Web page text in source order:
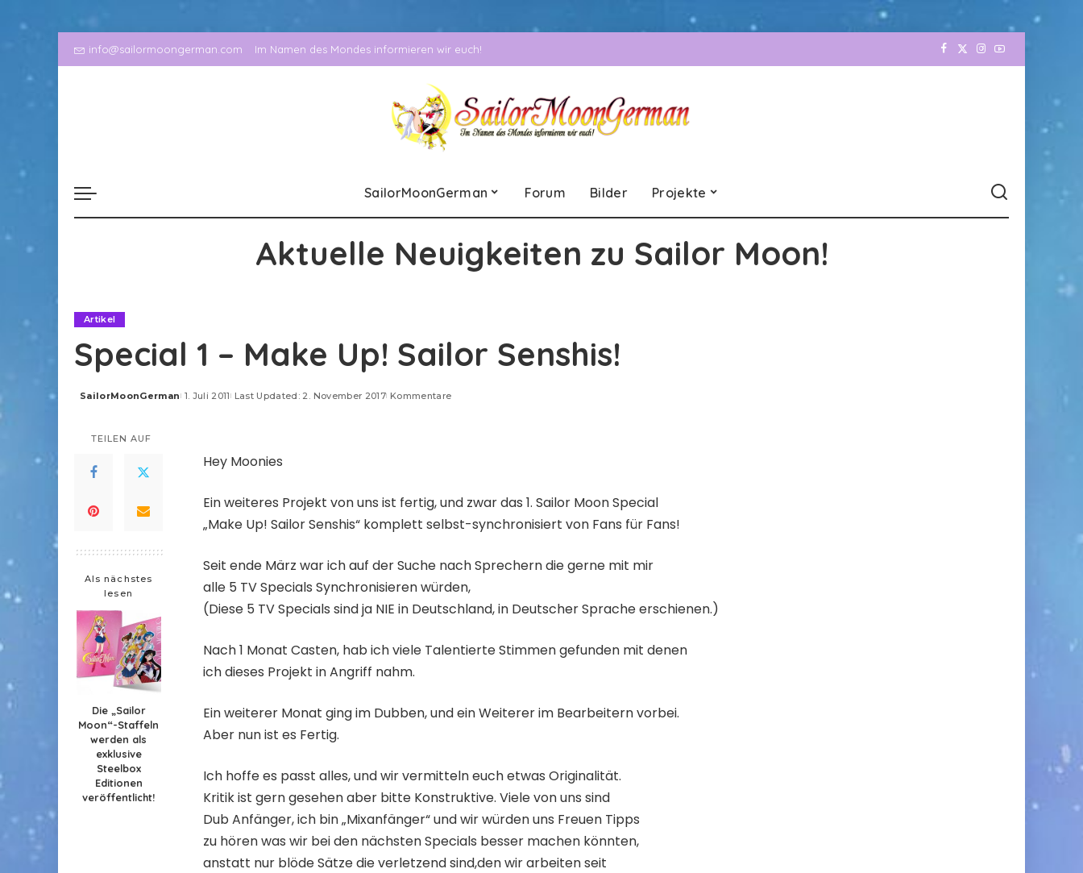
info@sailormoongerman.com Im Namen des Mondes informieren wir euch!
SailorMoonGerman Forum Bilder Projekte
Aktuelle Neuigkeiten zu Sailor Moon!
Artikel
Special 1 – Make Up! Sailor Senshis!
Posted
SailorMoonGerman 1. Juli 2011 Last Updated: 2. November 2017 Kommentare
TEILEN AUF
Als nächstes
lesen
Die „Sailor
Moon“-Staffeln
werden als
exklusive
Steelbox
Editionen
veröffentlicht!
Hey Moonies
Ein weiteres Projekt von uns ist fertig, und zwar das 1. Sailor Moon Special
„Make Up! Sailor Senshis“ komplett selbst-synchronisiert von Fans für Fans!
Seit ende März war ich auf der Suche nach Sprechern die gerne mit mir
alle 5 TV Specials Synchronisieren würden,
(Diese 5 TV Specials sind ja NIE in Deutschland, in Deutscher Sprache erschienen.)
Nach 1 Monat Casten, hab ich viele Talentierte Stimmen gefunden mit denen
ich dieses Projekt in Angriff nahm.
Ein weiterer Monat ging im Dubben, und ein Weiterer im Bearbeitern vorbei.
Aber nun ist es Fertig.
Ich hoffe es passt alles, und wir vermitteln euch etwas Originalität.
Kritik ist gern gesehen aber bitte Konstruktive. Viele von uns sind
Dub Anfänger, ich bin „Mixanfänger“ und wir würden uns Freuen Tipps
zu hören was wir bei den nächsten Specials besser machen könnten,
anstatt nur blöde Sätze die verletzend sind,den wir arbeiten seit